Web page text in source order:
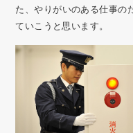
た、やりがいのある仕事の
ていこうと思います。